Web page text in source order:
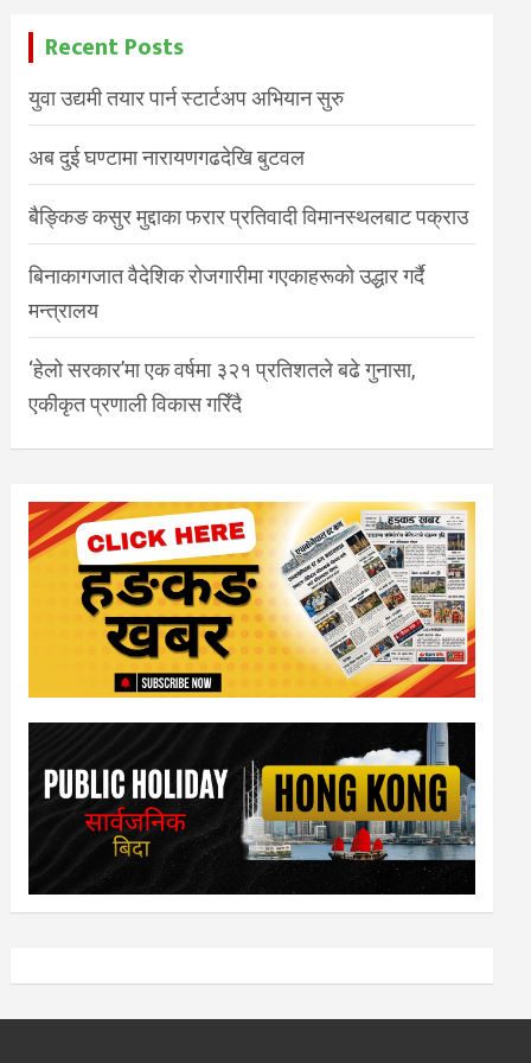
Recent Posts
युवा उद्यमी तयार पार्न स्टार्टअप अभियान सुरु
अब दुई घण्टामा नारायणगढदेखि बुटवल
बैङ्किङ कसुर मुद्दाका फरार प्रतिवादी विमानस्थलबाट पक्राउ
बिनाकागजात वैदेशिक रोजगारीमा गएकाहरूको उद्धार गर्दै
मन्त्रालय
‘हेलो सरकार’मा एक वर्षमा ३२१ प्रतिशतले बढे गुनासा,
एकीकृत प्रणाली विकास गरिँदै